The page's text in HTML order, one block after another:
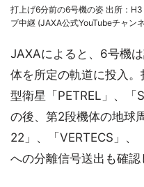
打上げ6分前の6号機の姿 出所：
ブ中継 (JAXA公式YouTubeチャン
JAXAによると、6号機
体を所定の軌道に投入
型衛星「PETREL」、「
の後、第2段機体の地球
22」、「VERTECS」、
への分離信号送出も確認